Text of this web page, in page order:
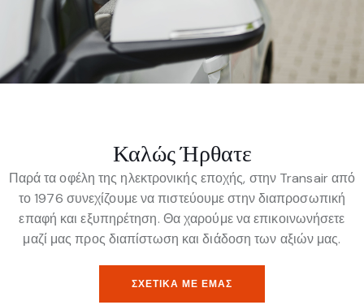
Καλώς Ήρθατε
Παρά τα οφέλη της ηλεκτρονικής εποχής, στην Transair από
το 1976 συνεχίζουμε να πιστεύουμε στην διαπροσωπική
επαφή και εξυπηρέτηση. Θα χαρούμε να επικοινωνήσετε
μαζί μας προς διαπίστωση και διάδοση των αξιών μας.
ΣΧΕΤΙΚΆ ΜΕ ΕΜΆΣ